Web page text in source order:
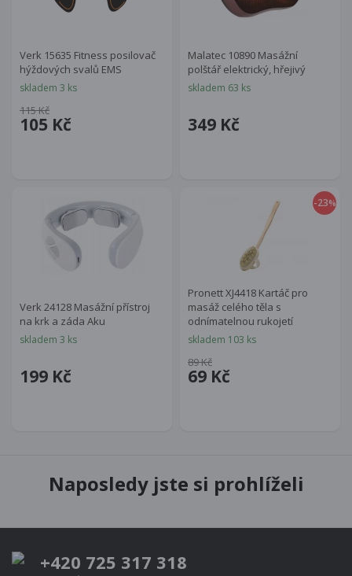
Verk 15635 Fitness posilovač
hýždových svalů EMS
skladem 3 ks
105 Kč
115 Kč
Malatec 10890 Masážní
polštář elektrický, hřejivý
skladem 63 ks
349 Kč
Verk 24128 Masážní přístroj
na krk a záda Aku
skladem 3 ks
199 Kč
-23%
Pronett XJ4418 Kartáč pro
masáž celého těla s
odnímatelnou rukojetí
skladem 103 ks
69 Kč
89 Kč
Naposledy jste si prohlíželi
+420 725 317 318